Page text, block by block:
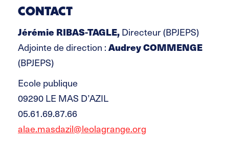
CONTACT
Jérémie RIBAS-TAGLE,Directeur (BPJEPS)
Adjointe de direction :Audrey COMMENGE
(BPJEPS)
Ecole publique
09290 LE MAS D’AZIL
05.61.69.87.66
alae.masdazil@leolagrange.org